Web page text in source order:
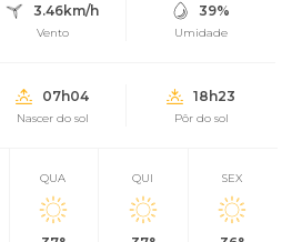
3.46km/h
Vento
39%
Umidade
07h04
Nascer do sol
18h23
Pôr do sol
QUA QUI SEX